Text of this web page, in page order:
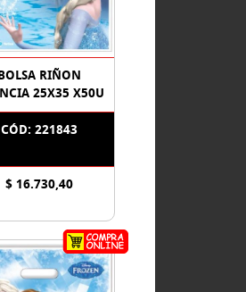
BOLSA RIÑON
25X35 X50U
CÓD: 221843
$ 16.730,40